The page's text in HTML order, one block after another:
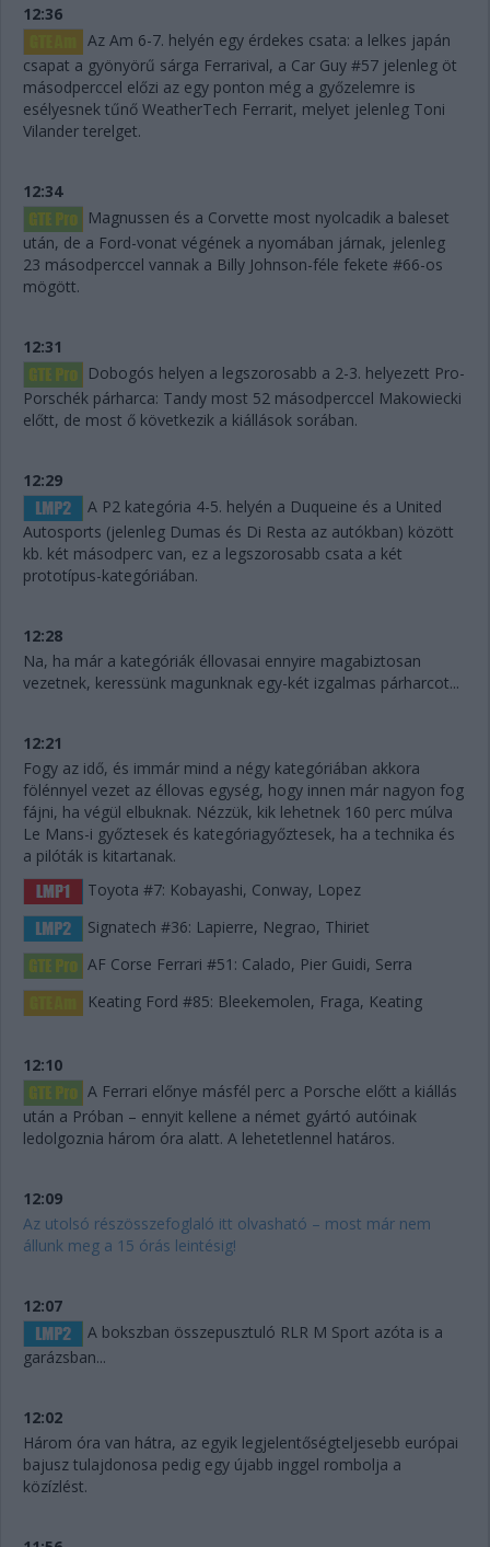
12:36
Az Am 6-7. helyén egy érdekes csata: a lelkes japán
csapat a gyönyörű sárga Ferrarival, a Car Guy #57 jelenleg öt
másodperccel előzi az egy ponton még a győzelemre is
esélyesnek tűnő WeatherTech Ferrarit, melyet jelenleg Toni
Vilander terelget.
12:34
Magnussen és a Corvette most nyolcadik a baleset
után, de a Ford-vonat végének a nyomában járnak, jelenleg
23 másodperccel vannak a Billy Johnson-féle fekete #66-os
mögött.
12:31
Dobogós helyen a legszorosabb a 2-3. helyezett Pro-
Porschék párharca: Tandy most 52 másodperccel Makowiecki
előtt, de most ő következik a kiállások sorában.
12:29
A P2 kategória 4-5. helyén a Duqueine és a United
Autosports (jelenleg Dumas és Di Resta az autókban) között
kb. két másodperc van, ez a legszorosabb csata a két
prototípus-kategóriában.
12:28
Na, ha már a kategóriák éllovasai ennyire magabiztosan
vezetnek, keressünk magunknak egy-két izgalmas párharcot...
12:21
Fogy az idő, és immár mind a négy kategóriában akkora
fölénnyel vezet az éllovas egység, hogy innen már nagyon fog
fájni, ha végül elbuknak. Nézzük, kik lehetnek 160 perc múlva
Le Mans-i győztesek és kategóriagyőztesek, ha a technika és
a pilóták is kitartanak.
Toyota #7: Kobayashi, Conway, Lopez
Signatech #36: Lapierre, Negrao, Thiriet
AF Corse Ferrari #51: Calado, Pier Guidi, Serra
Keating Ford #85: Bleekemolen, Fraga, Keating
12:10
A Ferrari előnye másfél perc a Porsche előtt a kiállás
után a Próban – ennyit kellene a német gyártó autóinak
ledolgoznia három óra alatt. A lehetetlennel határos.
12:09
Az utolsó részösszefoglaló itt olvasható – most már nem
állunk meg a 15 órás leintésig!
12:07
A bokszban összepusztuló RLR M Sport azóta is a
garázsban...
12:02
Három óra van hátra, az egyik legjelentőségteljesebb európai
bajusz tulajdonosa pedig egy újabb inggel rombolja a
közízlést.